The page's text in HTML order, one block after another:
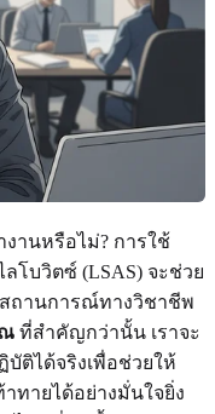
านหรือไม่? การใช้
โบวิตซ์ (LSAS) จะช่วย
ถานการณ์ทางวิชาชีพ
ที่สำคัญกว่านั้น เราจะ
ติได้จริงเพื่อช่วยให้
ายได้อย่างมั่นใจยิ่ง